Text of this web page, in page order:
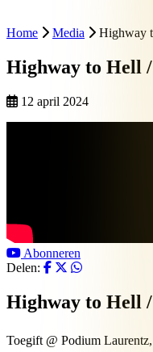
Home Media Highway
Highway to Hell
12 april 2024
Abonneren
Delen:
Highway to Hell
Toegift @ Podium